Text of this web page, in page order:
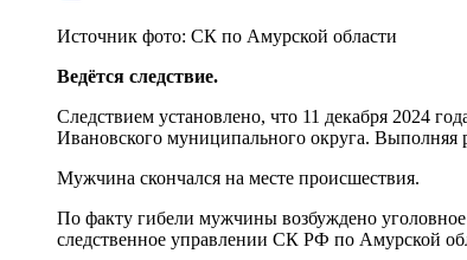
Источник фото: СК по Амурской области
Ведётся следствие.
Следствием установлено, что 11 декабря 2024
Ивановского муниципального округа. Выполняя
Мужчина скончался на месте происшествия.
По факту гибели мужчины возбуждено
следственное управлении СК РФ по Амурской